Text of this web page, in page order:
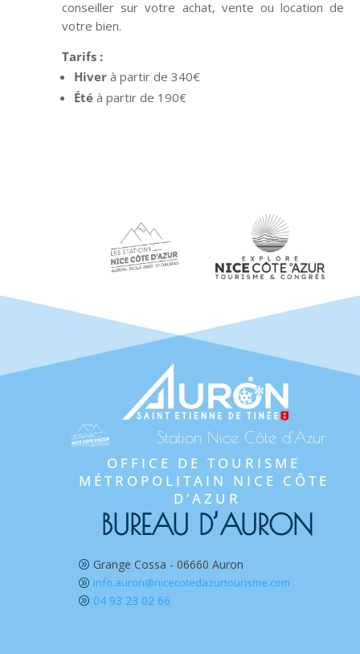
conseiller sur votre achat, vente ou location de
votre bien.
Tarifs :
Hiver à partir de 340€
Été à partir de 190€
Station Nice Côte d'Azur
OFFICE DE TOURISME
MÉTROPOLITAIN NICE CÔTE
D’AZUR
BUREAU D’AURON
A Grange Cossa - 06660 Auron
A info.auron@nicecotedazurtourisme.com
A 04 93 23 02 66